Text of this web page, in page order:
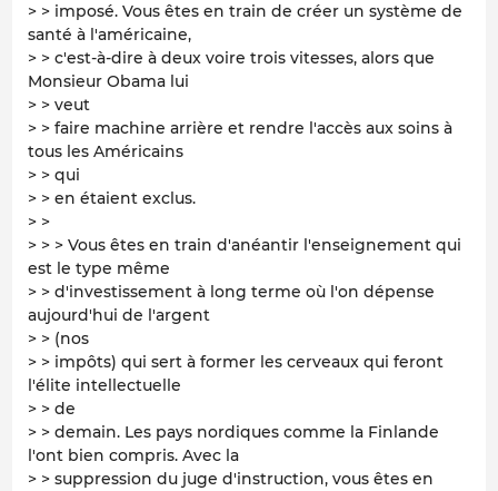
> > imposé. Vous êtes en train de créer un système de
santé à l'américaine,
> > c'est-à-dire à deux voire trois vitesses, alors que
Monsieur Obama lui
> > veut
> > faire machine arrière et rendre l'accès aux soins à
tous les Américains
> > qui
> > en étaient exclus.
> >
> > > Vous êtes en train d'anéantir l'enseignement qui
est le type même
> > d'investissement à long terme où l'on dépense
aujourd'hui de l'argent
> > (nos
> > impôts) qui sert à former les cerveaux qui feront
l'élite intellectuelle
> > de
> > demain. Les pays nordiques comme la Finlande
l'ont bien compris. Avec la
> > suppression du juge d'instruction, vous êtes en